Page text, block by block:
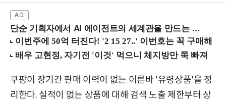
단순 기획자에서 AI 에이전트의 세계관을 만드는 지식 설계자로.. (8/20 강남역)
쿠팡이 장기간 판매 이력이 없는 이른바 '유령상품'을 정
리한다. 실적이 없는 상품에 대해 검색 노출 제한부터 상